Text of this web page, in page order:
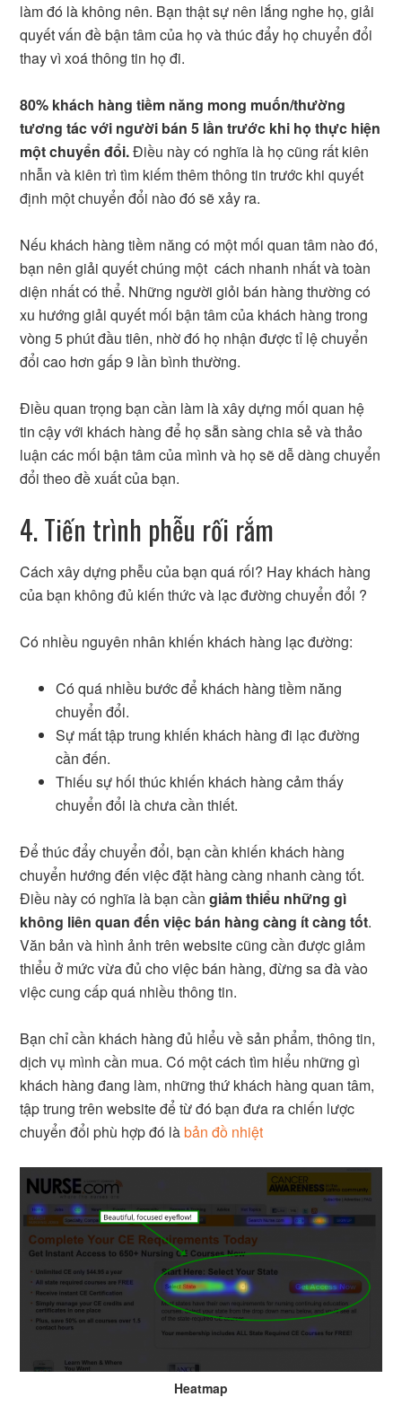
làm đó là không nên. Bạn thật sự nên lắng nghe họ, giải
quyết vấn đề bận tâm của họ và thúc đẩy họ chuyển đổi
thay vì xoá thông tin họ đi.
80% khách hàng tiềm năng mong muốn/thường
tương tác với người bán 5 lần trước khi họ thực hiện
một chuyển đổi.Điều này có nghĩa là họ cũng rất kiên
nhẫn và kiên trì tìm kiếm thêm thông tin trước khi quyết
định một chuyển đổi nào đó sẽ xảy ra.
Nếu khách hàng tiềm năng có một mối quan tâm nào đó,
bạn nên giải quyết chúng một cách nhanh nhất và toàn
diện nhất có thể. Những người giỏi bán hàng thường có
xu hướng giải quyết mối bận tâm của khách hàng trong
vòng 5 phút đầu tiên, nhờ đó họ nhận được tỉ lệ chuyển
đổi cao hơn gấp 9 lần bình thường.
Điều quan trọng bạn cần làm là xây dựng mối quan hệ
tin cậy với khách hàng để họ sẵn sàng chia sẻ và thảo
luận các mối bận tâm của mình và họ sẽ dễ dàng chuyển
đổi theo đề xuất của bạn.
4. Tiến trình phễu rối rắm
Cách xây dựng phễu của bạn quá rối? Hay khách hàng
của bạn không đủ kiến thức và lạc đường chuyển đổi ?
Có nhiều nguyên nhân khiến khách hàng lạc đường:
Có quá nhiều bước để khách hàng tiềm năng
chuyển đổi.
Sự mất tập trung khiến khách hàng đi lạc đường
cần đến.
Thiếu sự hối thúc khiến khách hàng cảm thấy
chuyển đổi là chưa cần thiết.
Để thúc đẩy chuyển đổi, bạn cần khiến khách hàng
chuyển hướng đến việc đặt hàng càng nhanh càng tốt.
Điều này có nghĩa là bạn cầngiảm thiểu những gì
không liên quan đến việc bán hàng càng ít càng tốt.
Văn bản và hình ảnh trên website cũng cần được giảm
thiểu ở mức vừa đủ cho việc bán hàng, đừng sa đà vào
việc cung cấp quá nhiều thông tin.
Bạn chỉ cần khách hàng đủ hiểu về sản phẩm, thông tin,
dịch vụ mình cần mua. Có một cách tìm hiểu những gì
khách hàng đang làm, những thứ khách hàng quan tâm,
tập trung trên website để từ đó bạn đưa ra chiến lược
chuyển đổi phù hợp đó làbản đồ nhiệt
Heatmap